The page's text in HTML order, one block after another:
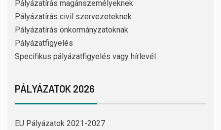
Pályázatírás magánszemélyeknek
Pályázatírás civil szervezeteknek
Pályázatírás önkormányzatoknak
Pályázatfigyelés
Specifikus pályázatfigyelés vagy hírlevél
PÁLYÁZATOK 2026
EU Pályázatok 2021-2027